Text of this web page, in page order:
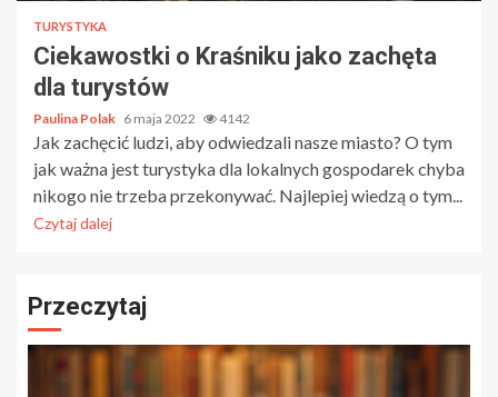
TURYSTYKA
Ciekawostki o Kraśniku jako zachęta
dla turystów
Paulina Polak 6 maja 2022 4142
Jak zachęcić ludzi, aby odwiedzali nasze miasto? O tym
jak ważna jest turystyka dla lokalnych gospodarek chyba
nikogo nie trzeba przekonywać. Najlepiej wiedzą o tym...
Czytaj dalej
Przeczytaj